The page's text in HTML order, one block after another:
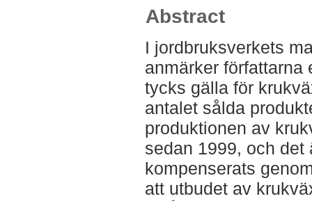
Abstract
I jordbruksverkets
anmärker författarna
tycks gälla för
antalet sålda
produktionen av
sedan 1999, och det
kompenserats
att utbudet av